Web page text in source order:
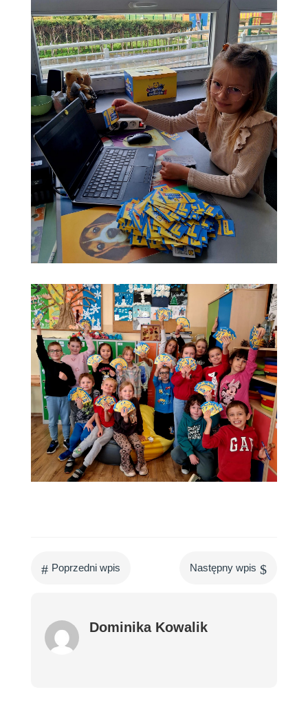
# Poprzedni wpis Następny wpis $
Dominika Kowalik